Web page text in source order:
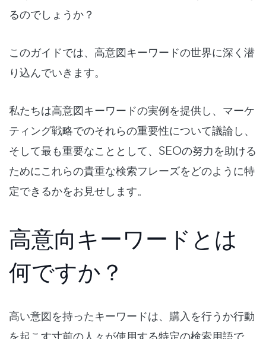
るのでしょうか？
このガイドでは、高意図キーワードの世界に深く潜
り込んでいきます。
私たちは高意図キーワードの実例を提供し、マーケ
ティング戦略でのそれらの重要性について議論し、
そして最も重要なこととして、SEOの努力を助ける
ためにこれらの貴重な検索フレーズをどのように特
定できるかをお見せします。
高意向キーワードとは
何ですか？
高い意図を持ったキーワードは、購入を行うか行動
を起こす寸前の人々が使用する特定の検索用語で